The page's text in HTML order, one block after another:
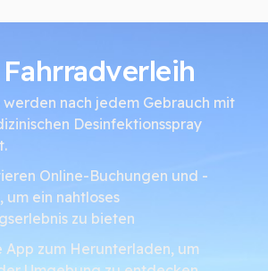
werden nach jedem Gebrauch mit
Desinfektionsspray
Online-Buchungen und -
um ein nahtloses
zu bieten
App zum Herunterladen, um